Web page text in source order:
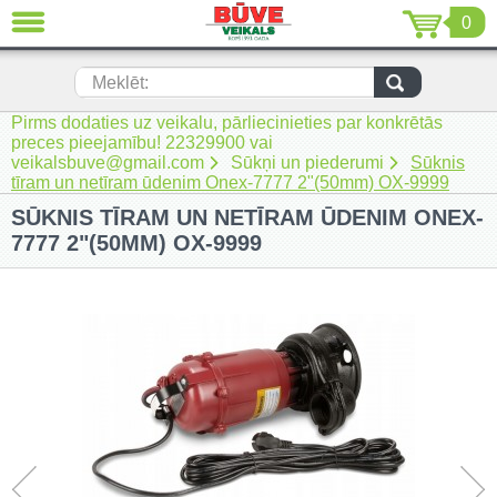
0
Meklēt:
Pirms dodaties uz veikalu, pārliecinieties par konkrētās
preces pieejamību! 22329900 vai
veikalsbuve@gmail.com
Sūkņi un piederumi
Sūknis
tīram un netīram ūdenim Onex-7777 2"(50mm) OX-9999
SŪKNIS TĪRAM UN NETĪRAM ŪDENIM ONEX-
7777 2"(50MM) OX-9999
AIZVĒRT
Jaunumi (230)
Akumulatora instrumenti (205)
Akumulatoru lādētāji un piederumi
(116)
Auto ķīmija un piederumi kopšanai
Celtniecības tehnika (51)
Elektroinstrumenti (69)
Rokas elektroinstrumenti (2)